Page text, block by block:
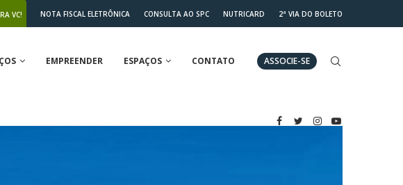
VC! NOTA FISCAL ELETRÔNICA CONSULTA AO SPC NUTRICARD 2ª VIA DO BOLETO
EMPREENDER ESPAÇOS CONTATO ASSOCIE-SE